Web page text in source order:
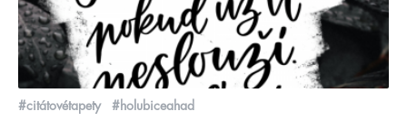
#citátovétapety #holubiceahad